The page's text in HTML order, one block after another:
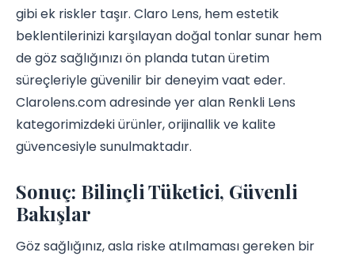
gibi ek riskler taşır. Claro Lens, hem estetik
beklentilerinizi karşılayan doğal tonlar sunar hem
de göz sağlığınızı ön planda tutan üretim
süreçleriyle güvenilir bir deneyim vaat eder.
Clarolens.com adresinde yer alan Renkli Lens
kategorimizdeki ürünler, orijinallik ve kalite
güvencesiyle sunulmaktadır.
Sonuç: Bilinçli Tüketici, Güvenli
Bakışlar
Göz sağlığınız, asla riske atılmaması gereken bir